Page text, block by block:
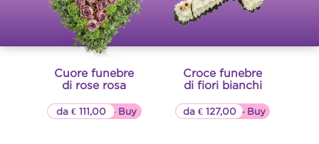
Cuore funebre
di rose rosa
▷▷ Buy
da € 111,00
Croce funebre
di fiori bianchi
▷▷ Buy
da € 127,00